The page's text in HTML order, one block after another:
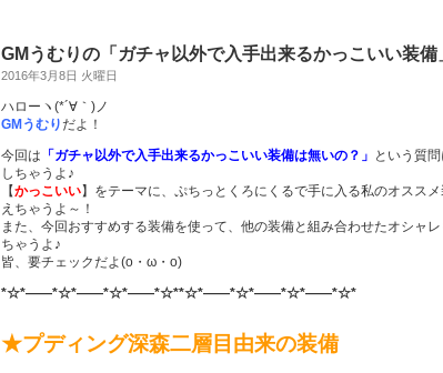
GMうむりの「ガチャ以外で入手出来るかっこいい装備
2016年3月8日 火曜日
ハローヽ(*´∀｀)ノ
GMうむりだよ！
今回は 「ガチャ以外で入手出来るかっこいい装備は無いの？」 という質問
しちゃうよ♪
【かっこいい】をテーマに、ぷちっとくろにくるで手に入る私のオスス
えちゃうよ～！
また、今回おすすめする装備を使って、他の装備と組み合わせたオシャレ
ちゃうよ♪
皆、要チェックだよ(o・ω・o)
*☆*――*☆*――*☆*――*☆**☆*――*☆*――*☆*――*☆*
★プディング深森二層目由来の装備